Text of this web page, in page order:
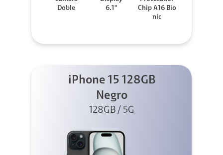
Doble
6.1"
Chip A16 Bio
nic
iPhone 15 128GB
Negro
128GB / 5G